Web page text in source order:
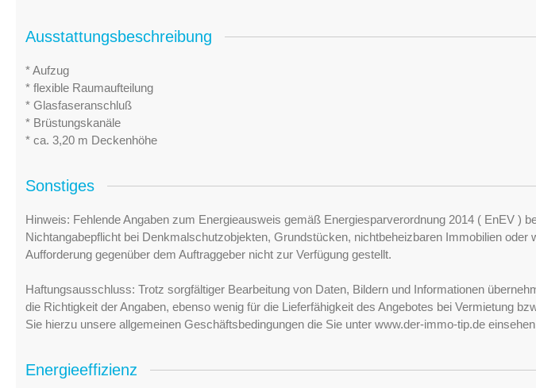
Ausstattungsbeschreibung
* Aufzug
* flexible Raumaufteilung
* Glasfaseranschluß
* Brüstungskanäle
* ca. 3,20 m Deckenhöhe
Sonstiges
Hinweis: Fehlende Angaben zum Energieausweis gemäß Energiesparverordnung 2014 ( EnEV )
Nichtangabepflicht bei Denkmalschutzobjekten, Grundstücken, nichtbeheizbaren Immobilien oder
Aufforderung gegenüber dem Auftraggeber nicht zur Verfügung gestellt.
Haftungsausschluss: Trotz sorgfältiger Bearbeitung von Daten, Bildern und Informationen
die Richtigkeit der Angaben, ebenso wenig für die Lieferfähigkeit des Angebotes bei Vermietung
Sie hierzu unsere allgemeinen Geschäftsbedingungen die Sie unter www.der-immo-tip.de
Energieeffizienz